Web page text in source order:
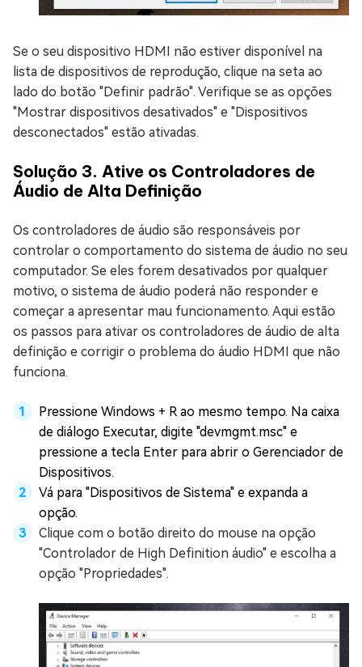
Se o seu dispositivo HDMI não estiver disponível na
lista de dispositivos de reprodução, clique na seta ao
lado do botão "Definir padrão". Verifique se as opções
"Mostrar dispositivos desativados" e "Dispositivos
desconectados" estão ativadas.
Solução 3. Ative os Controladores de
Áudio de Alta Definição
Os controladores de áudio são responsáveis por
controlar o comportamento do sistema de áudio no seu
computador. Se eles forem desativados por qualquer
motivo, o sistema de áudio poderá não responder e
começar a apresentar mau funcionamento. Aqui estão
os passos para ativar os controladores de áudio de alta
definição e corrigir o problema do áudio HDMI que não
funciona.
Pressione Windows + R ao mesmo tempo. Na caixa
de diálogo Executar, digite "devmgmt.msc" e
pressione a tecla Enter para abrir o Gerenciador de
Dispositivos.
Vá para "Dispositivos de Sistema" e expanda a
opção.
Clique com o botão direito do mouse na opção
"Controlador de High Definition áudio" e escolha a
opção "Propriedades".